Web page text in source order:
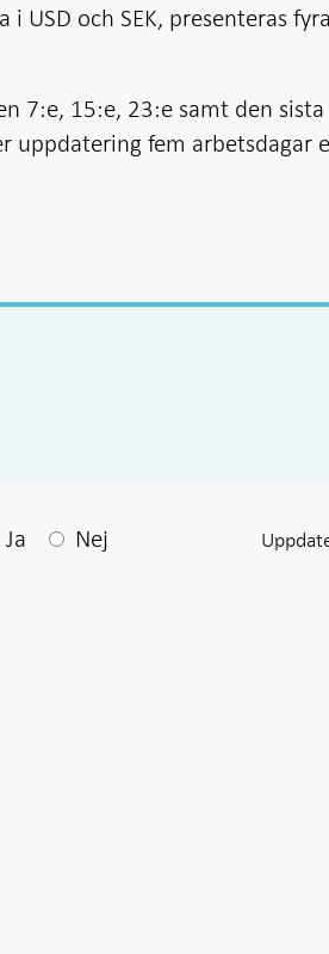
USD och SEK, presenteras
7:e, 15:e, 23:e samt den sista
uppdatering fem arbetsdagar
ditt svar visas en
Ja Nej